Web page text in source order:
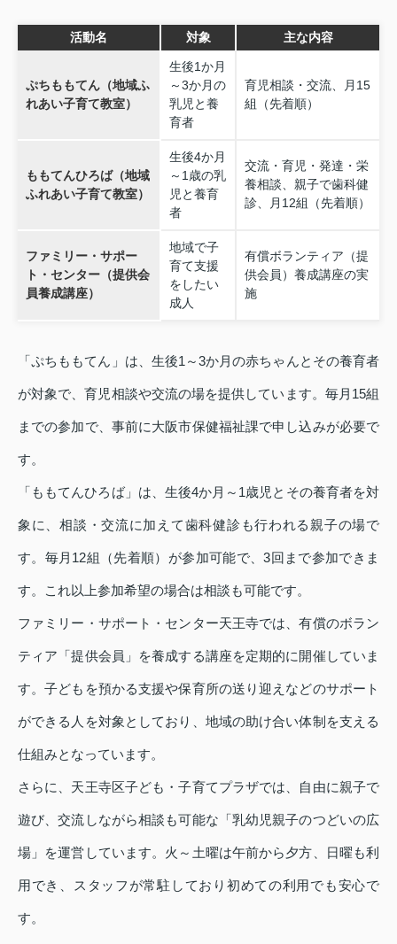
活動名 対象 主な内容
ぷちももてん（地域ふ
れあい子育て教室）
生後1か月
～3か月の
乳児と養
育者
育児相談・交流、月15
組（先着順）
ももてんひろば（地域
ふれあい子育て教室）
生後4か月
～1歳の乳
児と養育
者
交流・育児・発達・栄
養相談、親子で歯科健
診、月12組（先着順）
ファミリー・サポー
ト・センター（提供会
員養成講座）
地域で子
育て支援
をしたい
成人
有償ボランティア（提
供会員）養成講座の実
施
「ぷちももてん」は、生後1～3か月の赤ちゃんとその養育者
が対象で、育児相談や交流の場を提供しています。毎月15組
までの参加で、事前に大阪市保健福祉課で申し込みが必要で
す。
「ももてんひろば」は、生後4か月～1歳児とその養育者を対
象に、相談・交流に加えて歯科健診も行われる親子の場で
す。毎月12組（先着順）が参加可能で、3回まで参加できま
す。これ以上参加希望の場合は相談も可能です。
ファミリー・サポート・センター天王寺では、有償のボラン
ティア「提供会員」を養成する講座を定期的に開催していま
す。子どもを預かる支援や保育所の送り迎えなどのサポート
ができる人を対象としており、地域の助け合い体制を支える
仕組みとなっています。
さらに、天王寺区子ども・子育てプラザでは、自由に親子で
遊び、交流しながら相談も可能な「乳幼児親子のつどいの広
場」を運営しています。火～土曜は午前から夕方、日曜も利
用でき、スタッフが常駐しており初めての利用でも安心で
す。